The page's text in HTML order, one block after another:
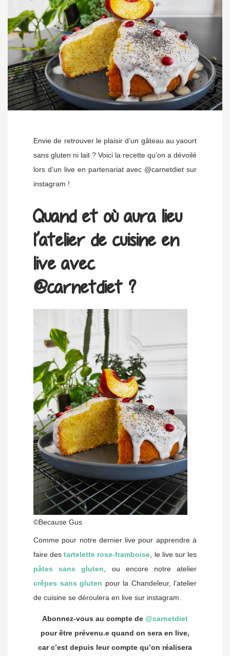
Envie de retrouver le plaisir d’un gâteau au yaourt
sans gluten ni lait ? Voici la recette qu’on a dévoilé
lors d’un live en partenariat avec @carnetdiet sur
instagram !
Quand et où aura lieu
l’atelier de cuisine en
live avec
@carnetdiet ?
©Because Gus
Comme pour notre dernier live pour apprendre à
faire destartelette rose-framboise , le live sur les
pâtes sans gluten , ou encore notre atelier
crêpes sans gluten pour la Chandeleur, l’atelier
de cuisine se déroulera en live sur instagram.
Abonnez-vous au compte de @carnetdiet
pour être prévenu.e quand on sera en live,
car c’est depuis leur compte qu’on réalisera